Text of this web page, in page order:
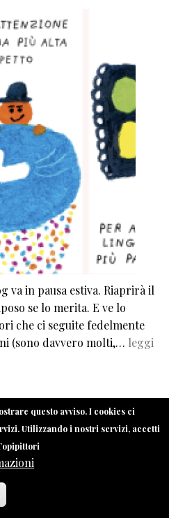
va in pausa estiva. Riaprirà il
se lo merita. E ve lo
che ci seguite fedelmente
(sono davvero molti,… leggi
TOPIPITTORI
questo avviso. I cookies ci
Utilizzando i nostri servizi, accetti